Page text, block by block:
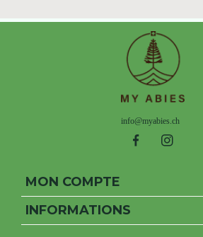
info@myabies.ch
MON COMPTE
INFORMATIONS